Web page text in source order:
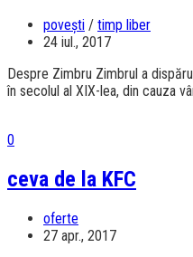
povești / timp liber
24 iul., 2017
Despre Zimbru Zimbrul a
în secolul al XIX-lea, din cauza
0
ceva de la KFC
oferte
27 apr., 2017